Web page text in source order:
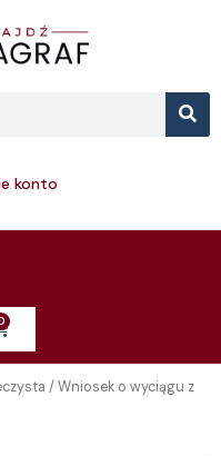
konto
Cart
/ Wniosek o wyciągu z